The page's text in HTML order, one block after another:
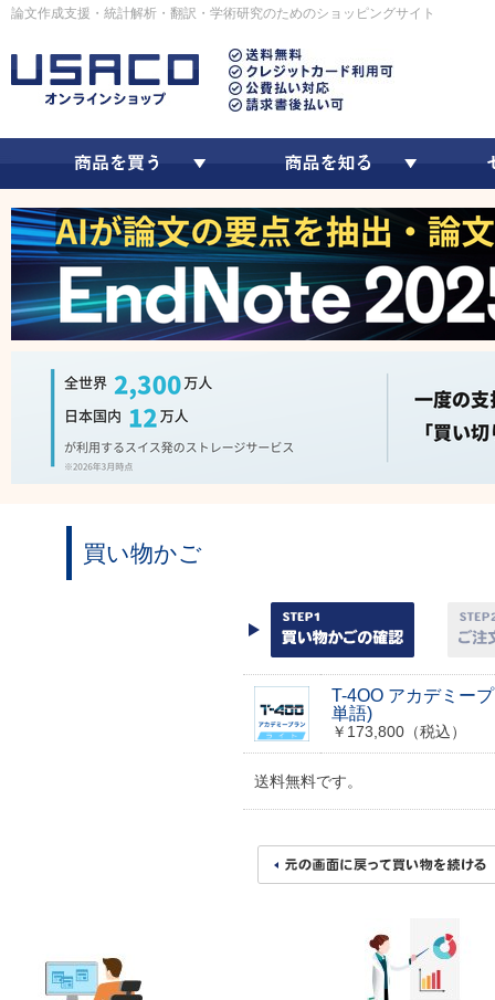
論文作成支援・統計解析・翻訳・学術研究のためのショッピングサイト
買い物かご
T-4OO アカデミー
単語)
￥173,800（税込）
送料無料です。